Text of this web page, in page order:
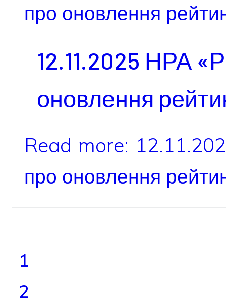
про оновлення
12.11.2025 НРА
оновлення
Read more:
про оновлення
1
2